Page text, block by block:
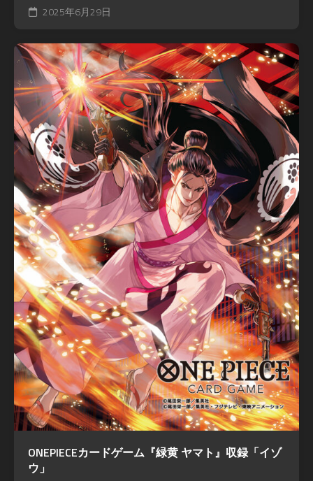
2025年6月29日
ONEPIECEカードゲーム『緑黄 ヤマト』収録「イゾ
ウ」